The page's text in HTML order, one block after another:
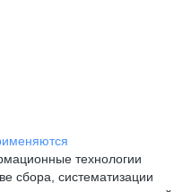
технологии
сбора, систематизации